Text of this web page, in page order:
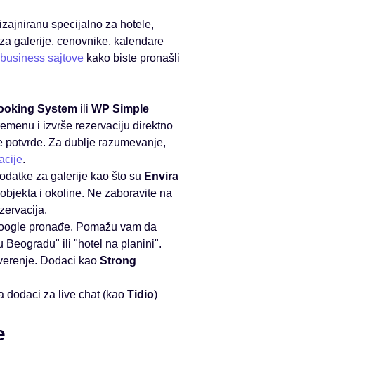
specijalno za hotele,
galerije, cenovnike, kalendare
sajtovekako biste pronašli
Systemili WP Simple
i izvrše rezervaciju direktno
Za dublje razumevanje,
.
za galerije kao što su Envira
i okoline. Ne zaboravite na
pronađe. Pomažu vam da
Beogradu" ili "hotel na planini".
Dodaci kao Strong
dodaci za live chat (kao Tidio)